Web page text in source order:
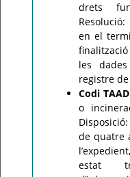
drets
en el
les
registre
Codi
o
de quatre
estat